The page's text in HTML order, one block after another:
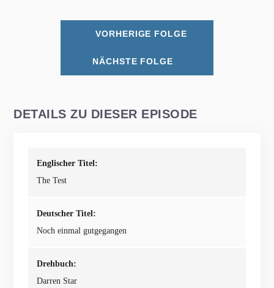
VORHERIGE FOLGE
NÄCHSTE FOLGE
DETAILS ZU DIESER EPISODE
Englischer Titel:
The Test
Deutscher Titel:
Noch einmal gutgegangen
Drehbuch:
Darren Star